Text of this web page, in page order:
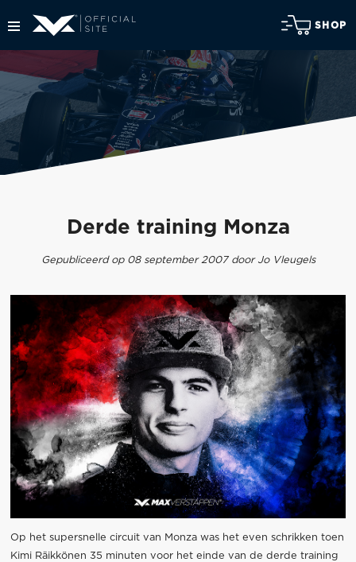
SHOP
Derde training Monza
Gepubliceerd op 08 september 2007 door Jo Vleugels
Op het supersnelle circuit van Monza was het even schrikken toen
Kimi Räikkönen 35 minuten voor het einde van de derde training